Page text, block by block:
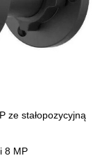
ze stałopozycyjną
8 MP